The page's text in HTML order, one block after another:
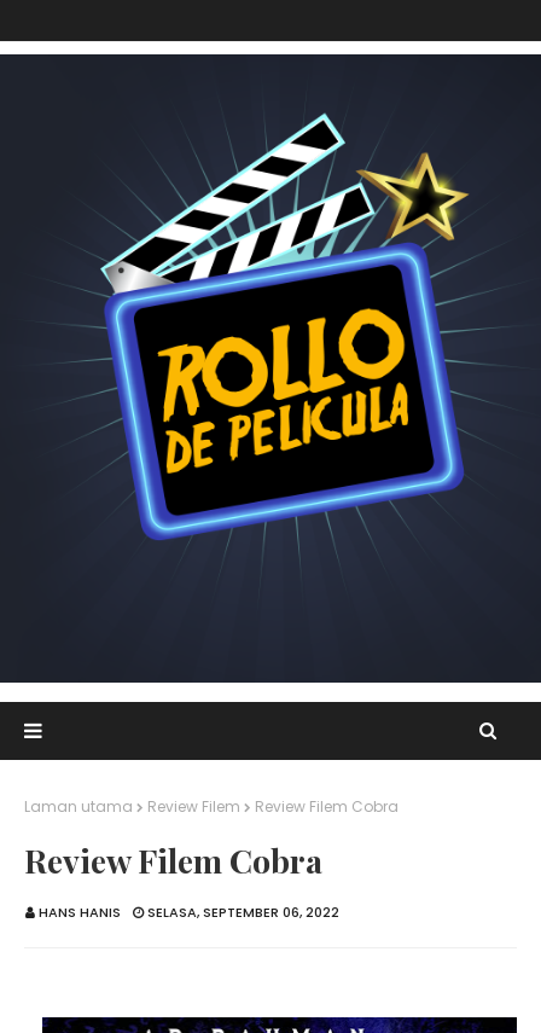
Laman utama Review Filem Review Filem Cobra
Review Filem Cobra
HANS HANIS SELASA, SEPTEMBER 06, 2022